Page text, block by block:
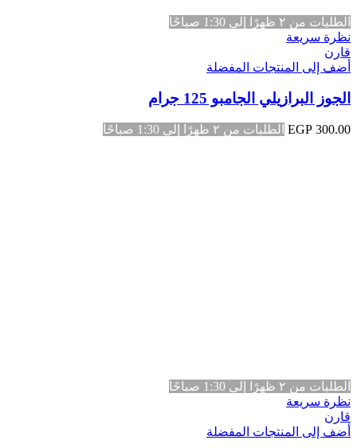
الطلبات من ٢ ظهرًا إلى 1:30 صباحًا
نظرة سريعة
قارن
أضف إلى المنتجات المفضلة
الجوز البرازيلي الجامبو 125 جرام
EGP 300.00 الطلبات من ٢ ظهرًا إلى 1:30 صباحًا
الطلبات من ٢ ظهرًا إلى 1:30 صباحًا
نظرة سريعة
قارن
أضف إلى المنتجات المفضلة